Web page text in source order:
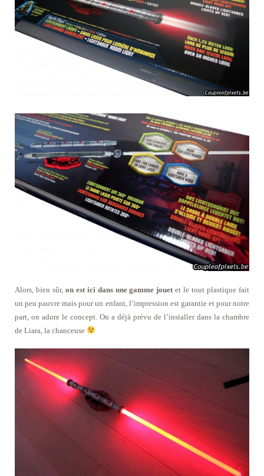
Alors, bien sûr, on est ici dans une gamme jouet et le tout plastique fait
un peu pauvre mais pour un enfant, l’impression est garantie et pour notre
part, on adore le concept. On a déjà prévu de l’installer dans la chambre
de Liara, la chanceuse